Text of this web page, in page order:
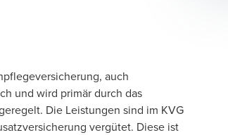
auch
und wird primär durch das
Die Leistungen sind im KVG
vergütet. Diese ist